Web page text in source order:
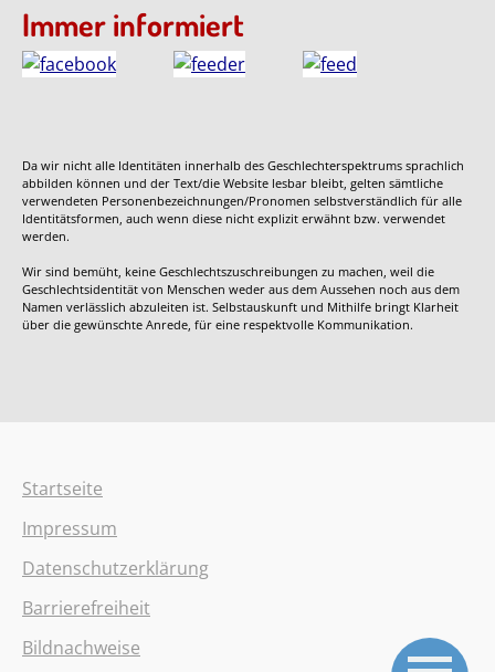
Immer informiert
Da wir nicht alle Identitäten innerhalb des Geschlechterspektrums sprachlich
abbilden können und der Text/die Website lesbar bleibt, gelten sämtliche
verwendeten Personenbezeichnungen/Pronomen selbstverständlich für alle
Identitätsformen, auch wenn diese nicht explizit erwähnt bzw. verwendet
werden.
Wir sind bemüht, keine Geschlechtszuschreibungen zu machen, weil die
Geschlechtsidentität von Menschen weder aus dem Aussehen noch aus dem
Namen verlässlich abzuleiten ist. Selbstauskunft und Mithilfe bringt Klarheit
über die gewünschte Anrede, für eine respektvolle Kommunikation.
Startseite
Impressum
Datenschutzerklärung
Barrierefreiheit
Bildnachweise